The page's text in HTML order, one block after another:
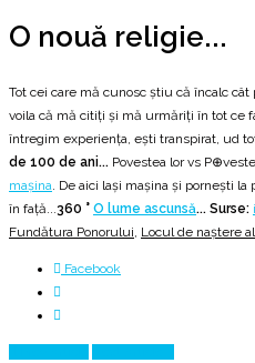
O nouă religie...
Tot cei care mă cunosc știu că încalc
voila că mă citiți și mă urmăriți în tot ce
întregim experiența, ești transpirat, ud
de 100 de ani... Povestea lor vs
mașina. De aici lași mașina și pornești
în față...360 ° O lume ascunsă... Surse:
Fundătura Ponorului, Locul de naştere
Facebook